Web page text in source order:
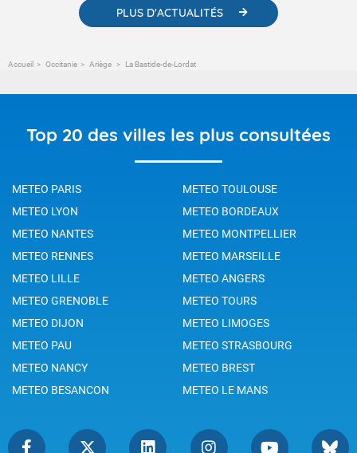
PLUS D'ACTUALITÉS
Accueil Occitanie Ariège La Bastide-de-Lordat
Top 20 des villes les plus consultées
METEO PARIS
METEO TOULOUSE
METEO LYON
METEO BORDEAUX
METEO NANTES
METEO MONTPELLIER
METEO RENNES
METEO MARSEILLE
METEO LILLE
METEO ANGERS
METEO GRENOBLE
METEO TOURS
METEO DIJON
METEO LIMOGES
METEO PAU
METEO STRASBOURG
METEO NANCY
METEO BREST
METEO BESANCON
METEO LE MANS